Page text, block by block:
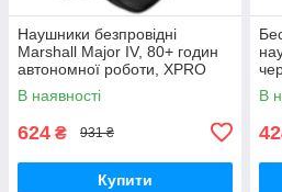
Наушники безпровідні
Marshall Major IV, 80+ годин
автономної роботи, XPRO
(44691-_291)
В наявності
624 ₴ 931 ₴
Купити
В